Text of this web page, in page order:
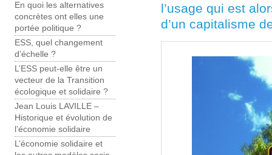
En quoi les alternatives
concrètes ont elles une
portée politique ?
ESS, quel changement
d’échelle ?
L’ESS peut-elle être un
vecteur de la Transition
écologique et solidaire ?
Jean Louis LAVILLE –
Historique et évolution de
l’économie solidaire
L’économie solidaire et
l’usage qui est
d’un capitalisme